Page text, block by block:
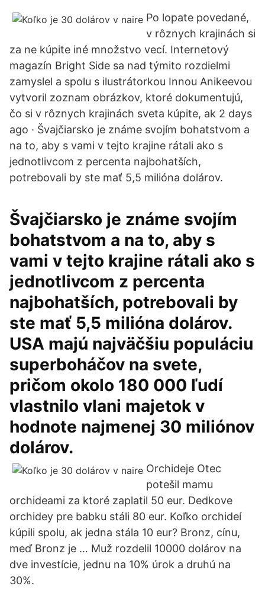
Po lopate povedané,
v rôznych krajinách si
za ne kúpite iné množstvo vecí. Internetový
magazín Bright Side sa nad týmito rozdielmi
zamyslel a spolu s ilustrátorkou Innou Anikeevou
vytvoril zoznam obrázkov, ktoré dokumentujú,
čo si v rôznych krajinách sveta kúpite, ak 2 days
ago · Švajčiarsko je známe svojím bohatstvom a
na to, aby s vami v tejto krajine rátali ako s
jednotlivcom z percenta najbohatších,
potrebovali by ste mať 5,5 milióna dolárov.
Švajčiarsko je známe svojím
bohatstvom a na to, aby s
vami v tejto krajine rátali ako s
jednotlivcom z percenta
najbohatších, potrebovali by
ste mať 5,5 milióna dolárov.
USA majú najväčšiu populáciu
superboháčov na svete,
pričom okolo 180 000 ľudí
vlastnilo vlani majetok v
hodnote najmenej 30 miliónov
dolárov.
Orchideje Otec
potešil mamu
orchideami za ktoré zaplatil 50 eur. Dedkove
orchidey pre babku stáli 80 eur. Koľko orchideí
kúpili spolu, ak jedna stála 10 eur? Bronz, cínu,
meď Bronz je … Muž rozdelil 10000 dolárov na
dve investície, jednu na 10% úrok a druhú na
30%.